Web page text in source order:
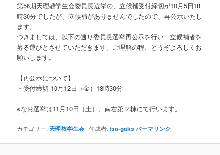
ツ
へ
移
動
第56期天理教学生会委員長選挙の、立候補受付締切が10月5日18
時30分でしたが、立候補がありませんでしたので、再公示いたし
ます。
つきましては、以下の通り委員長選挙再公示を行い、立候補者を
募る運びとさせていただきます。ご理解の程、どうぞよろしくお
願いします。
【再公示について】
・受付締切 10月12日（金）18時30分
※なお選挙は11月10日（土）、南右第２棟にて行います。
カテゴリー: 天理教学生会 作成者:tsa-gaksパーマリンク